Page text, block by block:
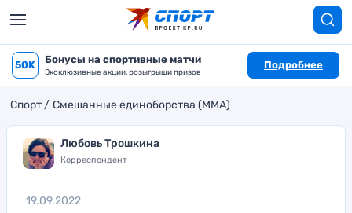
50K Бонусы на спортивные матчи
Эксклюзивные акции, розыгрыши призов
Подробнее
Спорт Смешанные единоборства (MMA)
Любовь Трошкина
Корреспондент
19.09.2022